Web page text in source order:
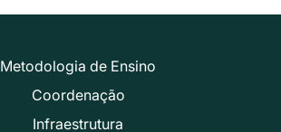
Metodologia de Ensino
Coordenação
Infraestrutura